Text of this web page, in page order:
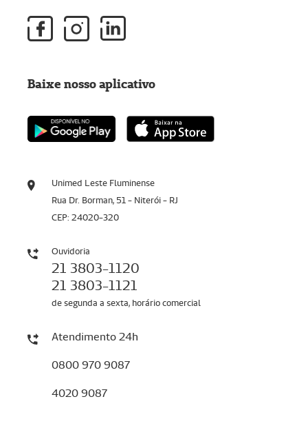
Unimed Leste Fluminense
Rua Dr. Borman, 51 - Niterói - RJ
CEP: 24020-320
Ouvidoria
21 3803-1120
21 3803-1121
de segunda a sexta, horário comercial
Atendimento 24h
0800 970 9087
4020 9087
Baixe nosso aplicativo